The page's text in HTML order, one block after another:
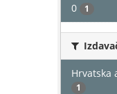
0 1
Hrvatska
1